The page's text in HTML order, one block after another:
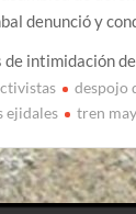
denunció y
de intimidación
despojo
ejidales tren